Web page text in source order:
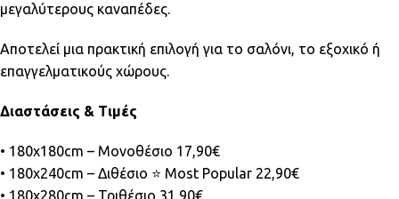
μεγαλύτερους καναπέδες.
Αποτελεί μια πρακτική επιλογή για το σαλόνι, το εξοχικό ή
επαγγελματικούς χώρους.
Διαστάσεις & Τιμές
• 180x180cm – Μονοθέσιο 17,90€
• 180x240cm – Διθέσιο ⭐ Most Popular 22,90€
• 180x280cm – Τριθέσιο 31,90€